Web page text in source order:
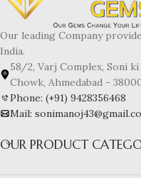
Our leading Company
India.
58/2, Varj Complex, Soni
Chowk, Ahmedabad -
Phone: (+91) 9428356468
Mail:
OUR PRODUCT